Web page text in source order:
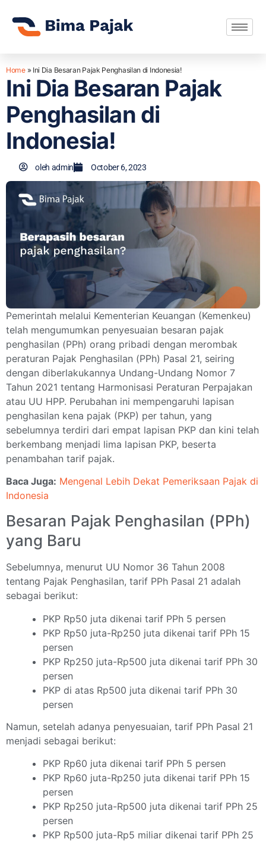
Home» Ini Dia Besaran Pajak Penghasilan di Indonesia!
Ini Dia Besaran Pajak
Penghasilan di
Indonesia!
oleh admin October 6, 2023
Pemerintah melalui Kementerian Keuangan (Kemenkeu)
telah mengumumkan penyesuaian besaran pajak
penghasilan (PPh) orang pribadi dengan merombak
peraturan Pajak Penghasilan (PPh) Pasal 21, seiring
dengan diberlakukannya Undang-Undang Nomor 7
Tahun 2021 tentang Harmonisasi Peraturan Perpajakan
atau UU HPP. Perubahan ini mempengaruhi lapisan
penghasilan kena pajak (PKP) per tahun, yang
sebelumnya terdiri dari empat lapisan PKP dan kini telah
berkembang menjadi lima lapisan PKP, beserta
penambahan tarif pajak.
Baca Juga: Mengenal Lebih Dekat Pemeriksaan Pajak di
Indonesia
Besaran Pajak Penghasilan (PPh)
yang Baru
Sebelumnya, menurut UU Nomor 36 Tahun 2008
tentang Pajak Penghasilan, tarif PPh Pasal 21 adalah
sebagai berikut:
PKP Rp50 juta dikenai tarif PPh 5 persen
PKP Rp50 juta-Rp250 juta dikenai tarif PPh 15
persen
PKP Rp250 juta-Rp500 juta dikenai tarif PPh 30
persen
PKP di atas Rp500 juta dikenai tarif PPh 30
persen
Namun, setelah adanya penyesuaian, tarif PPh Pasal 21
menjadi sebagai berikut:
PKP Rp60 juta dikenai tarif PPh 5 persen
PKP Rp60 juta-Rp250 juta dikenai tarif PPh 15
persen
PKP Rp250 juta-Rp500 juta dikenai tarif PPh 25
persen
PKP Rp500 juta-Rp5 miliar dikenai tarif PPh 25